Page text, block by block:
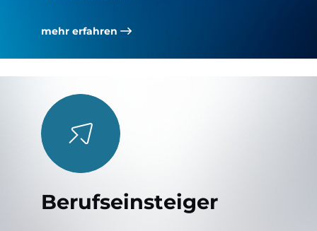
mehr erfahren
Berufseinsteiger